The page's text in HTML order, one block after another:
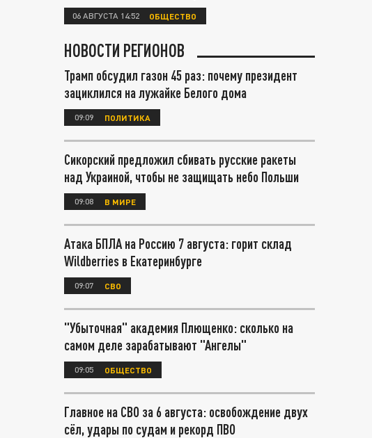
06 АВГУСТА 14:52 ОБЩЕСТВО
НОВОСТИ РЕГИОНОВ
Трамп обсудил газон 45 раз: почему президент
зациклился на лужайке Белого дома
09:09 ПОЛИТИКА
Сикорский предложил сбивать русские ракеты
над Украиной, чтобы не защищать небо Польши
09:08 В МИРЕ
Атака БПЛА на Россию 7 августа: горит склад
Wildberries в Екатеринбурге
09:07 СВО
"Убыточная" академия Плющенко: сколько на
самом деле зарабатывают "Ангелы"
09:05 ОБЩЕСТВО
Главное на СВО за 6 августа: освобождение двух
сёл, удары по судам и рекорд ПВО